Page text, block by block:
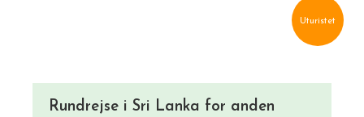
Uturistet
Rundrejse i Sri Lanka for anden